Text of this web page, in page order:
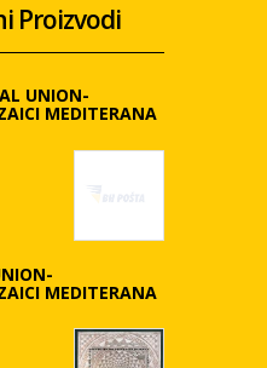
Proizvodi
UNION-
MEDITERANA
MEDITERANA